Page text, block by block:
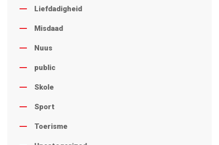
Liefdadigheid
Misdaad
Nuus
public
Skole
Sport
Toerisme